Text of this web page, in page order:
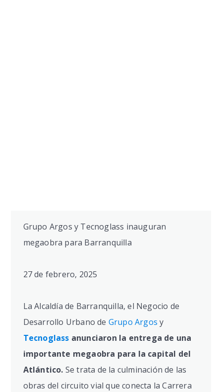
Grupo Argos y Tecnoglass inauguran
megaobra para Barranquilla
27 de febrero, 2025
La Alcaldía de Barranquilla, el Negocio de
Desarrollo Urbano de Grupo Argos y
Tecnoglass anunciaron la entrega de una
importante megaobra para la capital del
Atlántico. Se trata de la culminación de las
obras del circuito vial que conecta la Carrera